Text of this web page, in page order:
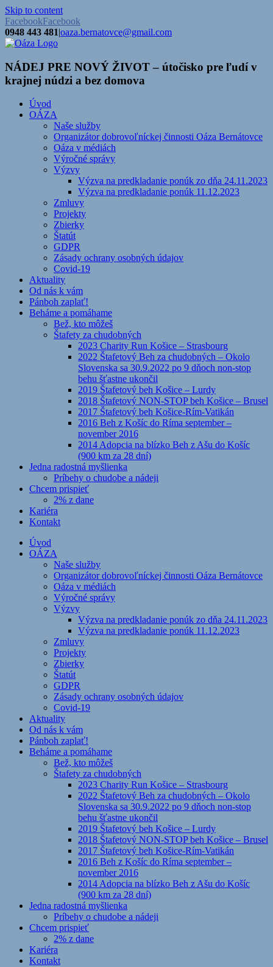
Skip to content
FacebookFacebook
0948 443 481|oaza.bernatovce@gmail.com
NÁDEJ PRE NOVÝ ŽIVOT – útočisko pre ľudí v
krajnej núdzi a bez domova
Úvod
OÁZA
Naše služby
Organizátor dobrovoľníckej činnosti Oáza Bernátovce
Oáza v médiách
Výročné správy
Výzvy
Výzva na predkladanie ponúk zo dňa 24.11.2023
Výzva na predkladanie ponúk 11.12.2023
Zmluvy
Projekty
Zbierky
Štatút
GDPR
Zásady ochrany osobných údajov
Covid-19
Aktuality
Od nás k vám
Pánboh zaplať!
Beháme a pomáhame
Bež, kto môžeš
Štafety za chudobných
2023 Charity Run Košice – Strasbourg
2022 Štafetový Beh za chudobných – Okolo
Slovenska sa 30.9.2022 po 9 dňoch non-stop
behu šťastne ukončil
2019 Štafetový beh Košice – Lurdy
2018 Štafetový NON-STOP beh Košice – Brusel
2017 Štafetový beh Košice-Rím-Vatikán
2016 Beh z Košíc do Ríma september –
november 2016
2014 Adopcia na blízko Beh z Ašu do Košíc
(900 km za 28 dní)
Jedna radostná myšlienka
Príbehy o chudobe a nádeji
Chcem prispieť
2% z dane
Kariéra
Kontakt
Úvod
OÁZA
Naše služby
Organizátor dobrovoľníckej činnosti Oáza Bernátovce
Oáza v médiách
Výročné správy
Výzvy
Výzva na predkladanie ponúk zo dňa 24.11.2023
Výzva na predkladanie ponúk 11.12.2023
Zmluvy
Projekty
Zbierky
Štatút
GDPR
Zásady ochrany osobných údajov
Covid-19
Aktuality
Od nás k vám
Pánboh zaplať!
Beháme a pomáhame
Bež, kto môžeš
Štafety za chudobných
2023 Charity Run Košice – Strasbourg
2022 Štafetový Beh za chudobných – Okolo
Slovenska sa 30.9.2022 po 9 dňoch non-stop
behu šťastne ukončil
2019 Štafetový beh Košice – Lurdy
2018 Štafetový NON-STOP beh Košice – Brusel
2017 Štafetový beh Košice-Rím-Vatikán
2016 Beh z Košíc do Ríma september –
november 2016
2014 Adopcia na blízko Beh z Ašu do Košíc
(900 km za 28 dní)
Jedna radostná myšlienka
Príbehy o chudobe a nádeji
Chcem prispieť
2% z dane
Kariéra
Kontakt